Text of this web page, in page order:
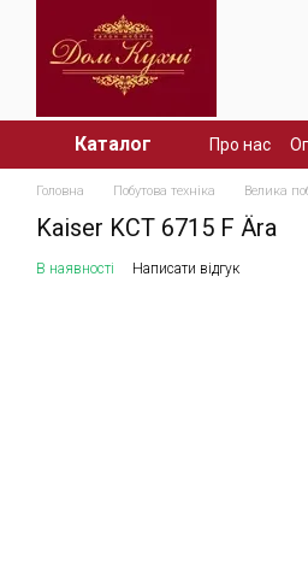
Перейти до основного контенту
Каталог Про нас
Головна Побутова техніка Велика
Kaiser KCT 6715 F Ära
В наявності Написати відгук